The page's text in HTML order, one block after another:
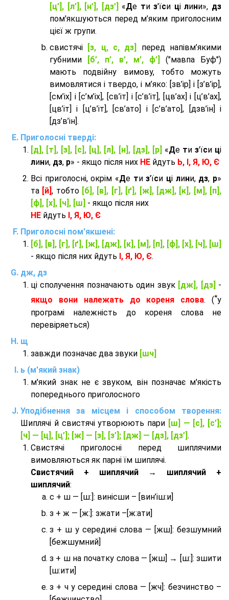
[ц’], [л’], [н’], [дз’] «Де тиз'їси цілини», дз
пом'якшуються перед м’яким приголосним
цієї ж групи.
cвистячі
[з, ц, с, дз]
перед напівм’якими
губними
[б’, п’, в’, м’, ф’]
("мавпа Буф")
мають подвійну вимову, тобто можуть
вимовлятися і твердо, і м’яко: [зв’ір] і [з’в’ір],
[см’іх] і [с’м’іх], [св’іт] і [с’в’іт], [цв’ах] і [ц’в’ах],
[цв’іт] і [ц’в’іт], [св’ато] і [с’в’ато], [дзв’iн] і
[дз’в’iн].
Приголосні тверді:
[д], [т], [з], [с], [ц], [л], [н], [дз], [р] «Де ти з'їси ці
лини, дз, р» - якщо після них НЕ йдуть Ь, І, Я, Ю, Є
Всі приголосні, окрім «Де тиз'їси ці лини, дз, р»
та [й], тобто [б], [в], [г], [ґ], [ж], [дж], [к], [м], [п],
[ф], [х], [ч], [ш] - якщо після них
НЕ йдуть І, Я, Ю, Є
Приголосні пом'якшені:
[б], [в], [г], [ґ], [ж], [дж], [к], [м], [п], [ф], [х], [ч], [ш]
- якщо після них йдуть І, Я, Ю, Є.
дж, дз
ці сполучення позначають один звук [дж], [дз] -
якщо вони належать до кореня слова. (*у
програмі належність до кореня слова не
перевіряеться)
щ
завжди позначає два звуки [шч]
ь (м'який знак)
м'який знак не є звуком, він позначає м'якість
попереднього приголосного
Уподібнення за місцем і способом творення:
Шиплячі й свистячі утворюють пари [ш] — [c], [с’];
[ч] — [ц], [ц’]; [ж] — [з], [з’]; [дж] — [дз], [дз’] .
Свистячі приголосні перед шиплячими
вимовляються як парні їм шиплячі.
Cвистячий + шиплячий → шиплячий +
шиплячий:
с + ш — [ш:]: винісши – [вин’іш:и]
з + ж — [ж:]: зжати –[ж:ати]
з + ш у середині слова — [жш]: безшумний
[бежшумний]
з + ш на початку слова — [жш] → [ш:]: зшити
[ш:ити]
з + ч у середині слова — [жч]: безчинство –